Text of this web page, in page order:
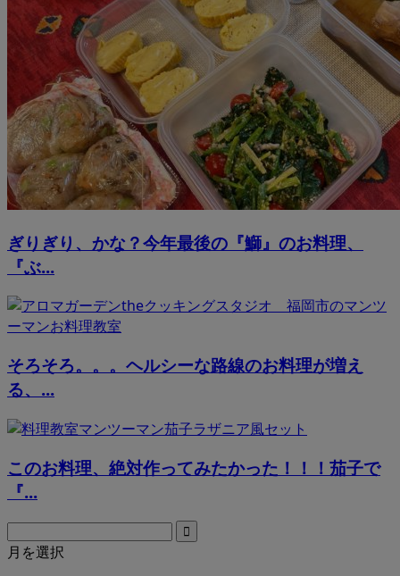
ぎりぎり、かな？今年最後の『鰤』のお料理、
『ぶ...
そろそろ。。。ヘルシーな路線のお料理が増え
る、...
このお料理、絶対作ってみたかった！！！茄子で
『...
月を選択